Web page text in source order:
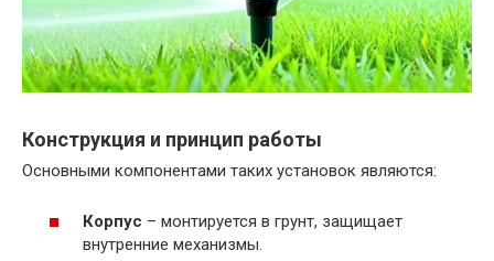
Конструкция и принцип работы
Основными компонентами таких установок являются:
Корпус – монтируется в грунт, защищает
внутренние механизмы.